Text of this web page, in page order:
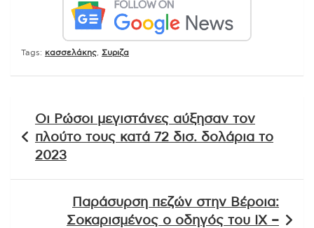
Tags: κασσελάκης Συριζα
άρθρων
Οι Ρώσοι μεγιστάνες αύξησαν τον
πλούτο τους κατά 72 δισ. δολάρια το
2023
Παράσυρση πεζών στην Βέροια:
Σοκαρισμένος ο οδηγός του ΙΧ –